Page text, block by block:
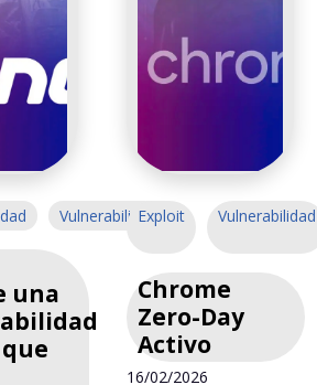
Vulnerabilidad
una
Exploit Vulnerabilidad
Chrome
Zero-Day
Activo
16/02/2026